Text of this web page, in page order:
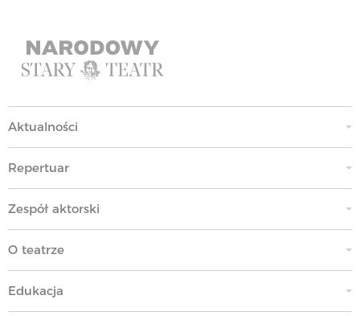
Aktualności
Repertuar
Zespół aktorski
O teatrze
Edukacja